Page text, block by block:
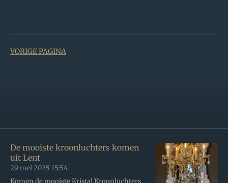
VORIGE PAGINA
De mooiste kroonluchters komen
uit Lent
29 mei 2025 15:54